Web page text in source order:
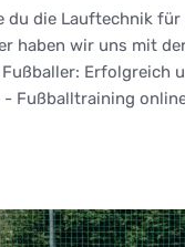
du die Lauftechnik
haben wir uns mit
Erfolgreich
Fußballtraining